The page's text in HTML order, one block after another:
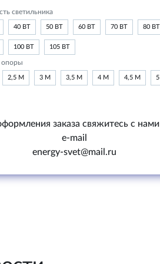
светильника
40 ВТ 50 ВТ 60 ВТ 70 ВТ 80 ВТ
100 ВТ 105 ВТ
опоры
2,5 М 3 М 3,5 М 4 М 4,5 М
заказа свяжитесь с
e-mail
energy-svet@mail.ru